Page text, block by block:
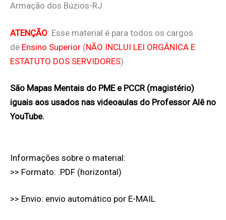
Armação dos Búzios-RJ
ATENÇÃO: Esse material é para todos os cargos
de Ensino Superior (NÃO INCLUI LEI ORGÂNICA E
ESTATUTO DOS SERVIDORES)
São Mapas Mentais do PME e PCCR (magistério)
iguais aos usados nas videoaulas do Professor Alê no
YouTube.
Informações sobre o material:
>> Formato: .PDF (horizontal)
>> Envio: envio automático por E-MAIL